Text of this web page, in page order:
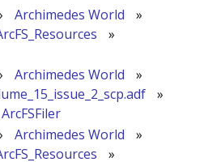
Archimedes World
»
»
Archimedes World
»
»
ArcFSFiler
Archimedes World
»
»